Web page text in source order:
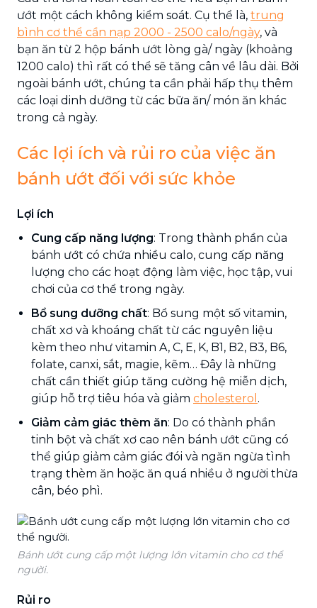
ướt một cách không kiểm soát. Cụ thể là, trung
bình cơ thể cần nạp 2000 - 2500 calo/ngày, và
bạn ăn từ 2 hộp bánh ướt lòng gà/ ngày (khoảng
1200 calo) thì rất có thể sẽ tăng cân về lâu dài. Bởi
ngoài bánh ướt, chúng ta cần phải hấp thụ thêm
các loại dinh dưỡng từ các bữa ăn/ món ăn khác
trong cả ngày.
Các lợi ích và rủi ro của việc ăn
bánh ướt đối với sức khỏe
Lợi ích
Cung cấp năng lượng: Trong thành phần của
bánh ướt có chứa nhiều calo, cung cấp năng
lượng cho các hoạt động làm việc, học tập, vui
chơi của cơ thể trong ngày.
Bổ sung dưỡng chất: Bổ sung một số vitamin,
chất xơ và khoáng chất từ các nguyên liệu
kèm theo như vitamin A, C, E, K, B1, B2, B3, B6,
folate, canxi, sắt, magie, kẽm… Đây là những
chất cần thiết giúp tăng cường hệ miễn dịch,
giúp hỗ trợ tiêu hóa và giảm cholesterol .
Giảm cảm giác thèm ăn: Do có thành phần
tinh bột và chất xơ cao nên bánh ướt cũng có
thể giúp giảm cảm giác đói và ngăn ngừa tình
trạng thèm ăn hoặc ăn quá nhiều ở người thừa
cân, béo phì.
Bánh ướt cung cấp một lượng lớn vitamin cho cơ thể
người.
Rủi ro